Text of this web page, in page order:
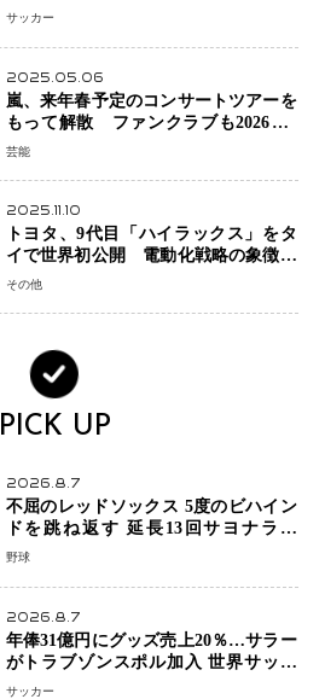
へ・・・補強戦略の転換点に
サッカー
2025.05.06
嵐、来年春予定のコンサートツアーを
もって解散 ファンクラブも2026年5
月末で活動終了
芸能
2025.11.10
トヨタ、9代目「ハイラックス」をタ
イで世界初公開 電動化戦略の象徴と
なるBEVモデルを初設定
その他
PICK UP
2026.8.7
不屈のレッドソックス 5度のビハイン
ドを跳ね返す 延長13回サヨナラ勝
ち 吉田正尚選手も2安打1打点で貢献 4
野球
2026.8.7
年俸31億円にグッズ売上20％…サラー
がトラブゾンスポル加入 世界サッカ
ーは「五大リーグ一強」から新時代へ
サッカー